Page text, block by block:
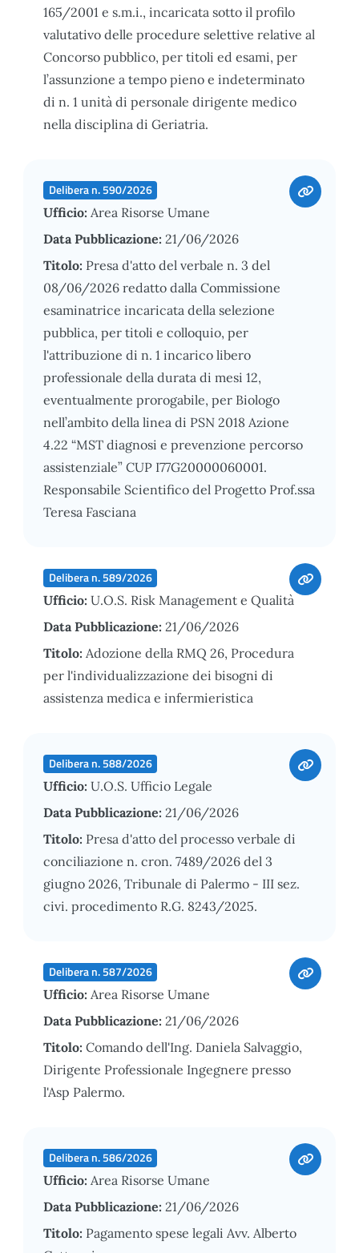
165/2001 e s.m.i., incaricata sotto il profilo
valutativo delle procedure selettive relative al
Concorso pubblico, per titoli ed esami, per
l’assunzione a tempo pieno e indeterminato
di n. 1 unità di personale dirigente medico
nella disciplina di Geriatria.
Delibera n. 590/2026
Ufficio: Area Risorse Umane
Data Pubblicazione: 21/06/2026
Titolo: Presa d'atto del verbale n. 3 del
08/06/2026 redatto dalla Commissione
esaminatrice incaricata della selezione
pubblica, per titoli e colloquio, per
l'attribuzione di n. 1 incarico libero
professionale della durata di mesi 12,
eventualmente prorogabile, per Biologo
nell’ambito della linea di PSN 2018 Azione
4.22 “MST diagnosi e prevenzione percorso
assistenziale” CUP I77G20000060001.
Responsabile Scientifico del Progetto Prof.ssa
Teresa Fasciana
Delibera n. 589/2026
Ufficio: U.O.S. Risk Management e Qualità
Data Pubblicazione: 21/06/2026
Titolo: Adozione della RMQ 26, Procedura
per l'individualizzazione dei bisogni di
assistenza medica e infermieristica
Delibera n. 588/2026
Ufficio: U.O.S. Ufficio Legale
Data Pubblicazione: 21/06/2026
Titolo: Presa d'atto del processo verbale di
conciliazione n. cron. 7489/2026 del 3
giugno 2026, Tribunale di Palermo - III sez.
civi. procedimento R.G. 8243/2025.
Delibera n. 587/2026
Ufficio: Area Risorse Umane
Data Pubblicazione: 21/06/2026
Titolo: Comando dell'Ing. Daniela Salvaggio,
Dirigente Professionale Ingegnere presso
l'Asp Palermo.
Delibera n. 586/2026
Ufficio: Area Risorse Umane
Data Pubblicazione: 21/06/2026
Titolo: Pagamento spese legali Avv. Alberto